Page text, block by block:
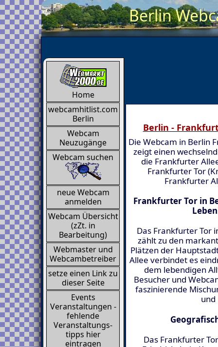
Berlin
Home
webcamhitlist.com
Berlin
Webcam
Neuzugänge
Webcam suchen
neue Webcam
anmelden
Webcam Übersicht
(zZt. in
Bearbeitung)
Webmaster und
Webcambetreiber
setze einen Link zu
dieser Seite
Events
Veranstaltungen -
fehlende
Veranstaltungs-
tipps hier
eintragen
Berlin -
Die Webcam in Berlin
zeigt einen
die Frankfurter
Frankfurter Tor
Frankfurter
Frankfurter Tor in
Das Frankfurter Tor
zählt zu den
Plätzen der
Allee verbindet es
dem lebendigen
Besucher und
faszinierende
und
Das Frankfurter